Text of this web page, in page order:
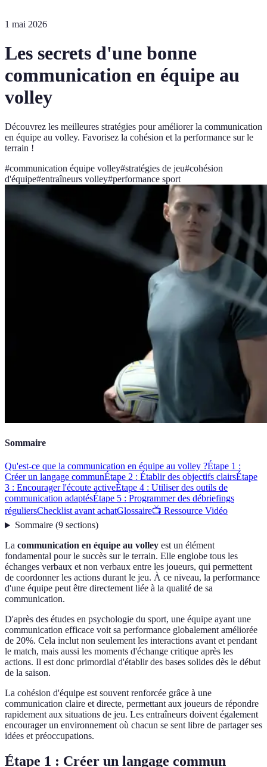
1 mai 2026
Les secrets d'une bonne
communication en équipe au
volley
Découvrez les meilleures stratégies pour améliorer la communication
en équipe au volley. Favorisez la cohésion et la performance sur le
terrain !
#communication équipe volley#stratégies de jeu#cohésion
d'équipe#entraîneurs volley#performance sport
Sommaire
Qu'est-ce que la communication en équipe au volley ?Étape 1 :
Créer un langage communÉtape 2 : Établir des objectifs clairsÉtape
3 : Encourager l'écoute activeÉtape 4 : Utiliser des outils de
communication adaptésÉtape 5 : Programmer des débriefings
réguliersChecklist avant achatGlossaire📺 Ressource Vidéo
Sommaire(9 sections)
La communication en équipe au volley est un élément
fondamental pour le succès sur le terrain. Elle englobe tous les
échanges verbaux et non verbaux entre les joueurs, qui permettent
de coordonner les actions durant le jeu. À ce niveau, la performance
d'une équipe peut être directement liée à la qualité de sa
communication.
D'après des études en psychologie du sport, une équipe ayant une
communication efficace voit sa performance globalement améliorée
de 20%. Cela inclut non seulement les interactions avant et pendant
le match, mais aussi les moments d'échange critique après les
actions. Il est donc primordial d'établir des bases solides dès le début
de la saison.
La cohésion d'équipe est souvent renforcée grâce à une
communication claire et directe, permettant aux joueurs de répondre
rapidement aux situations de jeu. Les entraîneurs doivent également
encourager un environnement où chacun se sent libre de partager ses
idées et préoccupations.
Étape 1 : Créer un langage commun